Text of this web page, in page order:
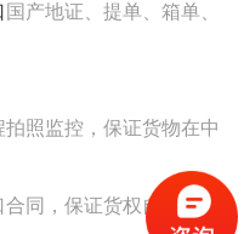
国产地证、提单、箱单、
照监控，保证货物在中
同，保证货权自始至终